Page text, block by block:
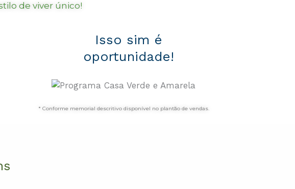
de viver único!
Isso sim é
oportunidade!
* Conforme memorial descritivo disponível no plantão de vendas.